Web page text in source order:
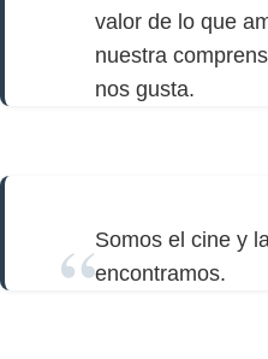
valor de lo que
nuestra
nos gusta.
Somos el cine y
encontramos.